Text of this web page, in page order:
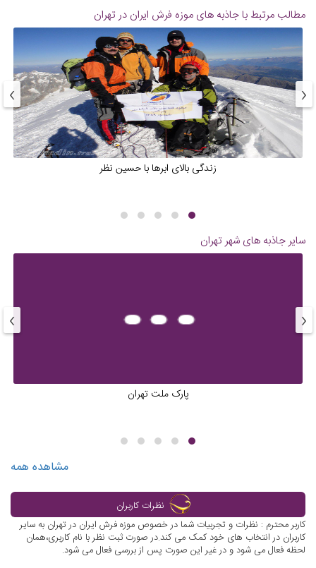
مطالب مرتبط با جاذبه های موزه فرش ایران در تهران
زندگی بالای ابرها با حسین نظر
‹
›
سایر جاذبه های شهر تهران
پارک ملت تهران
‹
›
مشاهده همه
نظرات کاربران
کاربر محترم : نظرات و تجربیات شما در خصوص موزه فرش ایران در تهران به سایر
کاربران در انتخاب های خود کمک می کند.در صورت ثبت نظر با نام کاربری،همان
لحظه فعال می شود و در غیر این صورت پس از بررسی فعال می شود.